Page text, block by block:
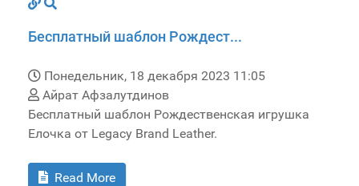
Бесплатный шаблон Рождест...
Понедельник, 18 декабря 2023 11:05
Айрат Афзалутдинов
Бесплатный шаблон Рождественская игрушка
Елочка от Legacy Brand Leather.
Read More